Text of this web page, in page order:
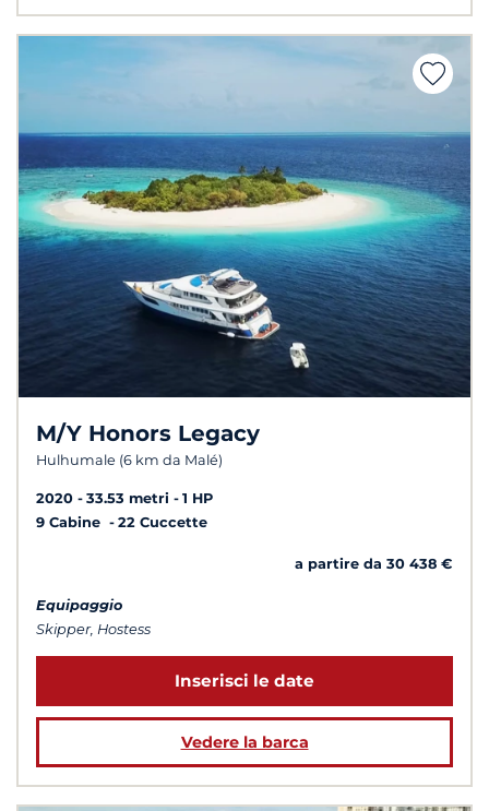
M/Y Honors Legacy
Hulhumale (6 km da Malé)
2020 33.53 metri
1 HP
9 Cabine
22 Cuccette
a partire da 30 438 €
Equipaggio
Skipper, Hostess
Inserisci le date
Vedere la barca